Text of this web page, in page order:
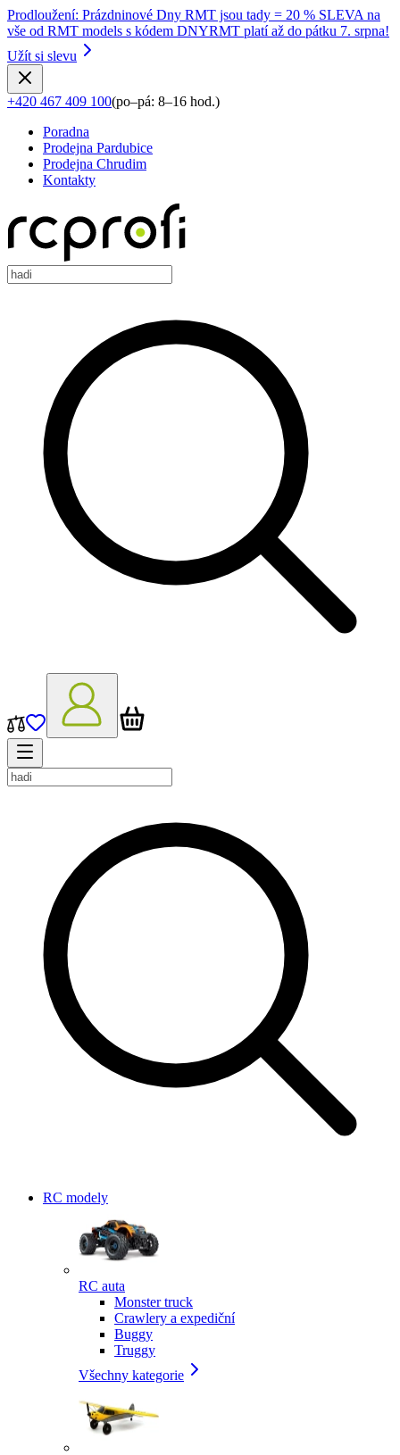
Prodloužení: Prázdninové Dny RMT jsou tady = 20 % SLEVA na
vše od RMT models s kódem DNYRMT platí až do pátku 7. srpna!
Užít si slevu
+420 467 409 100(po–pá: 8–16 hod.)
Poradna
Prodejna Pardubice
Prodejna Chrudim
Kontakty
RC modely
RC auta
Monster truck
Crawlery a expediční
Buggy
Truggy
Všechny kategorie